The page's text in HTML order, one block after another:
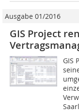
Ausgabe 01/2016
GIS Project
GIS